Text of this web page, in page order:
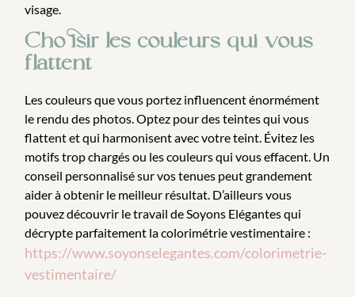
visage.
Choisir les couleurs qui vous
flattent
Les couleurs que vous portez influencent énormément
le rendu des photos. Optez pour des teintes qui vous
flattent et qui harmonisent avec votre teint. Évitez les
motifs trop chargés ou les couleurs qui vous effacent. Un
conseil personnalisé sur vos tenues peut grandement
aider à obtenir le meilleur résultat. D’ailleurs vous
pouvez découvrir le travail de Soyons Elégantes qui
décrypte parfaitement la colorimétrie vestimentaire :
https://www.soyonselegantes.com/colorimetrie-
vestimentaire/